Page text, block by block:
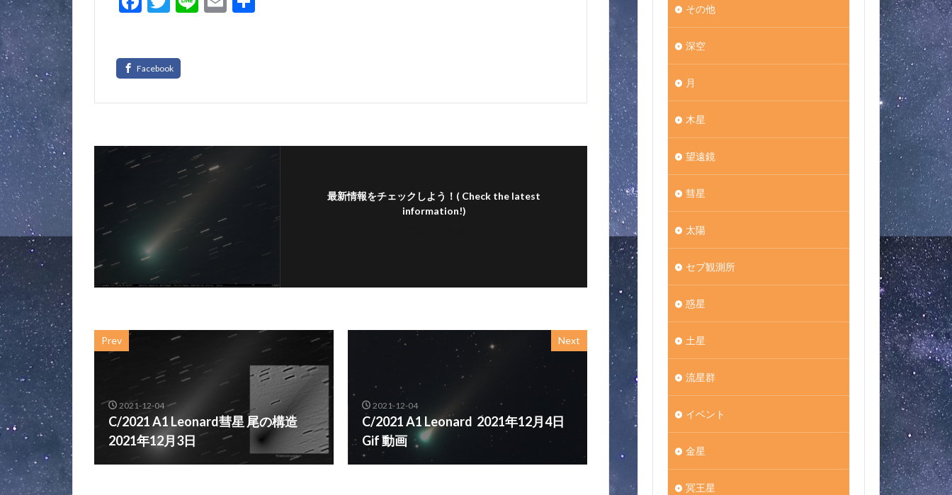
b er
最新情報をチェックしよう！( Check the latest
information!)
Prev
2021-12-04
C/2021 A1 Leonard彗星 尾の構造
2021年12月3日
Next
2021-12-04
C/2021 A1 Leonard 2021年12月4日
Gif 動画
その他
深空
月
木星
望遠鏡
彗星
太陽
セブ観測所
惑星
土星
流星群
イベント
金星
冥王星